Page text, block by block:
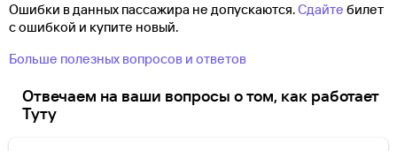
Ошибки в данных пассажира не допускаются.Сдайте билет
с ошибкой и купите новый.
Больше полезных вопросов и ответов
Отвечаем на ваши вопросы о том, как работает
Туту